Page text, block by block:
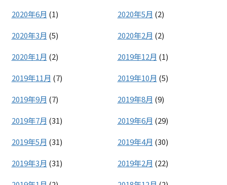
2020年6月 (1) 2020年5月 (2)
2020年3月 (5) 2020年2月 (2)
2020年1月 (2) 2019年12月 (1)
2019年11月 (7) 2019年10月 (5)
2019年9月 (7) 2019年8月 (9)
2019年7月 (31) 2019年6月 (29)
2019年5月 (31) 2019年4月 (30)
2019年3月 (31) 2019年2月 (22)